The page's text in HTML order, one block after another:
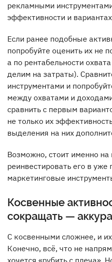
рекламными
эффективности и
Если ранее подобные
попробуйте оценить их не
а по рентабельности
делим на затраты).
инструментами и
между охватами и
сравнить с первым
не только их
выделения на них
Возможно, стоит именно
реинвестировать его в уже
маркетинговые
Косвенные
сокращать —
С косвенными сложнее, и
Конечно, всё, что не